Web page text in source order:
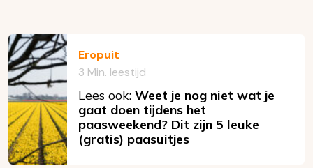
Eropuit
3 Min. leestijd
Lees ook: Weet je nog niet wat je
gaat doen tijdens het
paasweekend? Dit zijn 5 leuke
(gratis) paasuitjes